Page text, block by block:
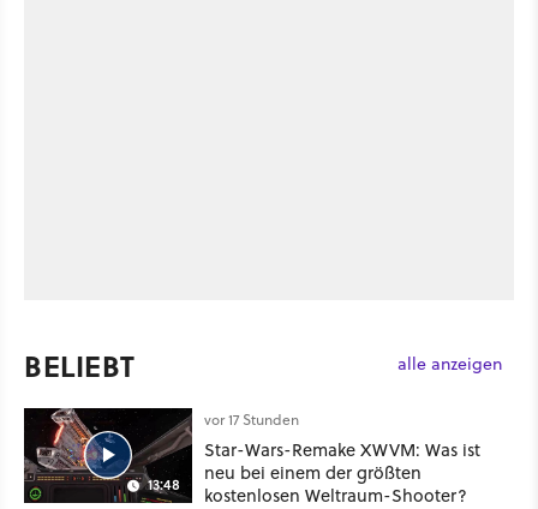
BELIEBT alle anzeigen
13:48
vor 17 Stunden
Star-Wars-Remake XWVM: Was ist
neu bei einem der größten
kostenlosen Weltraum-Shooter?